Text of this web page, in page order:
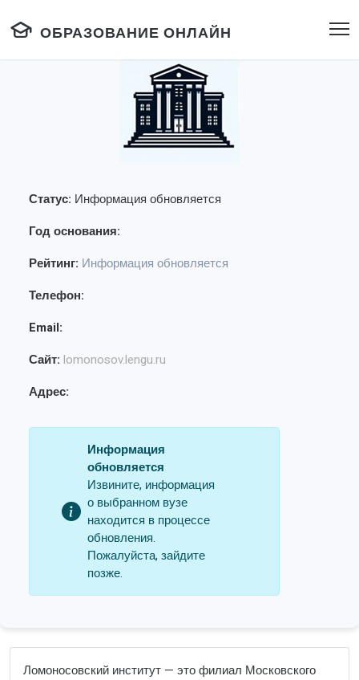
ОБРАЗОВАНИЕ ОНЛАЙН
Статус: Информация обновляется
Год основания:
Рейтинг: Информация обновляется
Телефон:
Email:
Сайт: lomonosov.lengu.ru
Адрес:
Информация
обновляется
Извините, информация
о выбранном вузе
находится в процессе
обновления.
Пожалуйста, зайдите
позже.
Ломоносовский институт — это филиал Московского